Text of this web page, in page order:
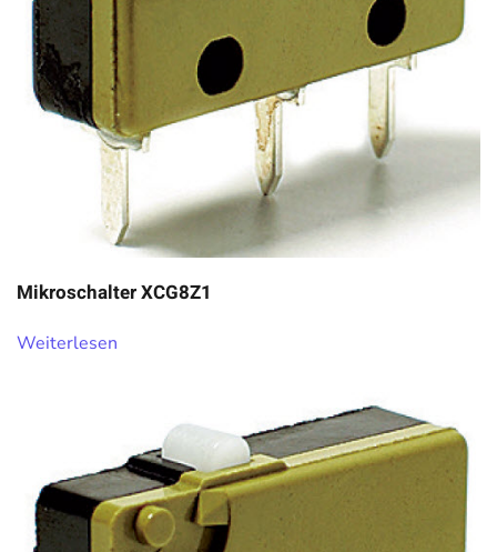
Mikroschalter XCG8Z1
Weiterlesen